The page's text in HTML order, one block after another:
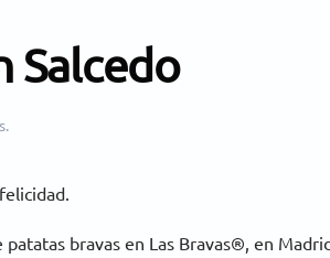
Salcedo
.
bravas en Las Bravas®, en